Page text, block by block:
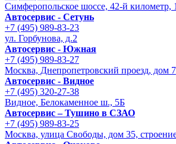
Симферопольское шоссе, 42-й километр, 1
Автосервис - Сетунь
+7 (495) 989-83-23
ул. Горбунова, д.2
Автосервис - Южная
+7 (495) 989-83-27
Москва, Днепропетровский проезд, дом 7
Автосервис - Видное
+7 (495) 320-27-38
Видное, Белокаменное ш., 5Б
Автосервис – Тушино в СЗАО
+7 (495) 989-83-25
Москва, улица Свободы, дом 35,